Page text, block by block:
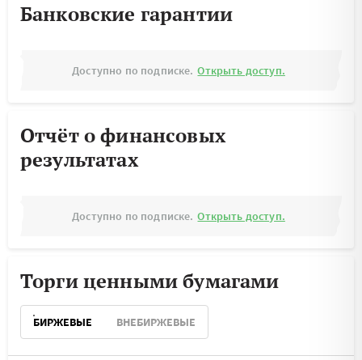
Банковские гарантии
Доступно по подписке. Открыть доступ.
Отчёт о финансовых
результатах
Доступно по подписке. Открыть доступ.
Торги ценными бумагами
БИРЖЕВЫЕ ВНЕБИРЖЕВЫЕ